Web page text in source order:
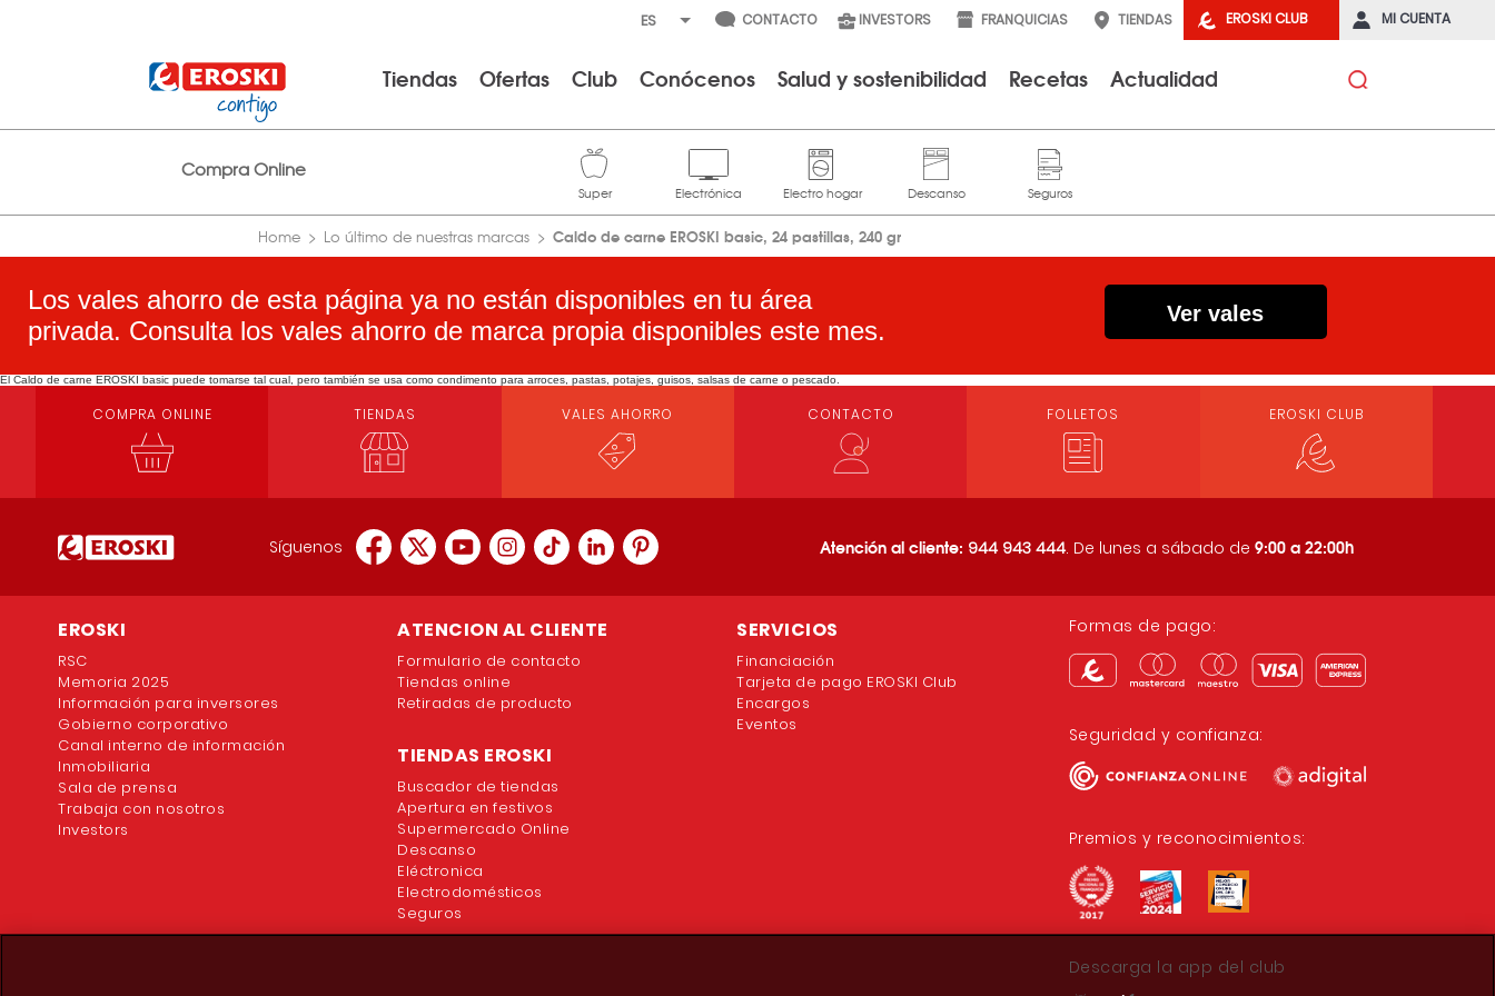
EROSKI CLUB MI CUENTA
CONTACTO INVESTORS FRANQUICIAS TIENDAS
Tiendas Ofertas Club Conócenos Salud y sostenibilidad Recetas Actualidad
Compra Online
Home Lo último de nuestras marcas Caldo de carne EROSKI basic, 24 pastillas, 240 gr
Los vales ahorro de esta página ya no están disponibles en tu área
privada. Consulta los vales ahorro de marca propia disponibles este mes.
Ver vales
El Caldo de carne EROSKI basic puede tomarse tal cual, pero también se usa como condimento para arroces, pastas, potajes, guisos, salsas de carne o pescado.
COMPRA ONLINE TIENDAS VALES AHORRO CONTACTO FOLLETOS EROSKI CLUB
Síguenos Atención al cliente: 944 943 444. De lunes a sábado de 9:00 a 22:00h
EROSKI
RSC
Memoria 2025
Información para inversores
Gobierno corporativo
Canal interno de información
Inmobiliaria
Sala de prensa
Trabaja con nosotros
Investors
ATENCION AL CLIENTE
Formulario de contacto
Tiendas online
Retiradas de producto
TIENDAS EROSKI
Buscador de tiendas
Apertura en festivos
Supermercado Online
Descanso
Eléctronica
Electrodomésticos
Seguros
SERVICIOS
Financiación
Tarjeta de pago EROSKI Club
Encargos
Eventos
Formas de pago:
Seguridad y confianza:
Premios y reconocimientos:
Descarga la app del club